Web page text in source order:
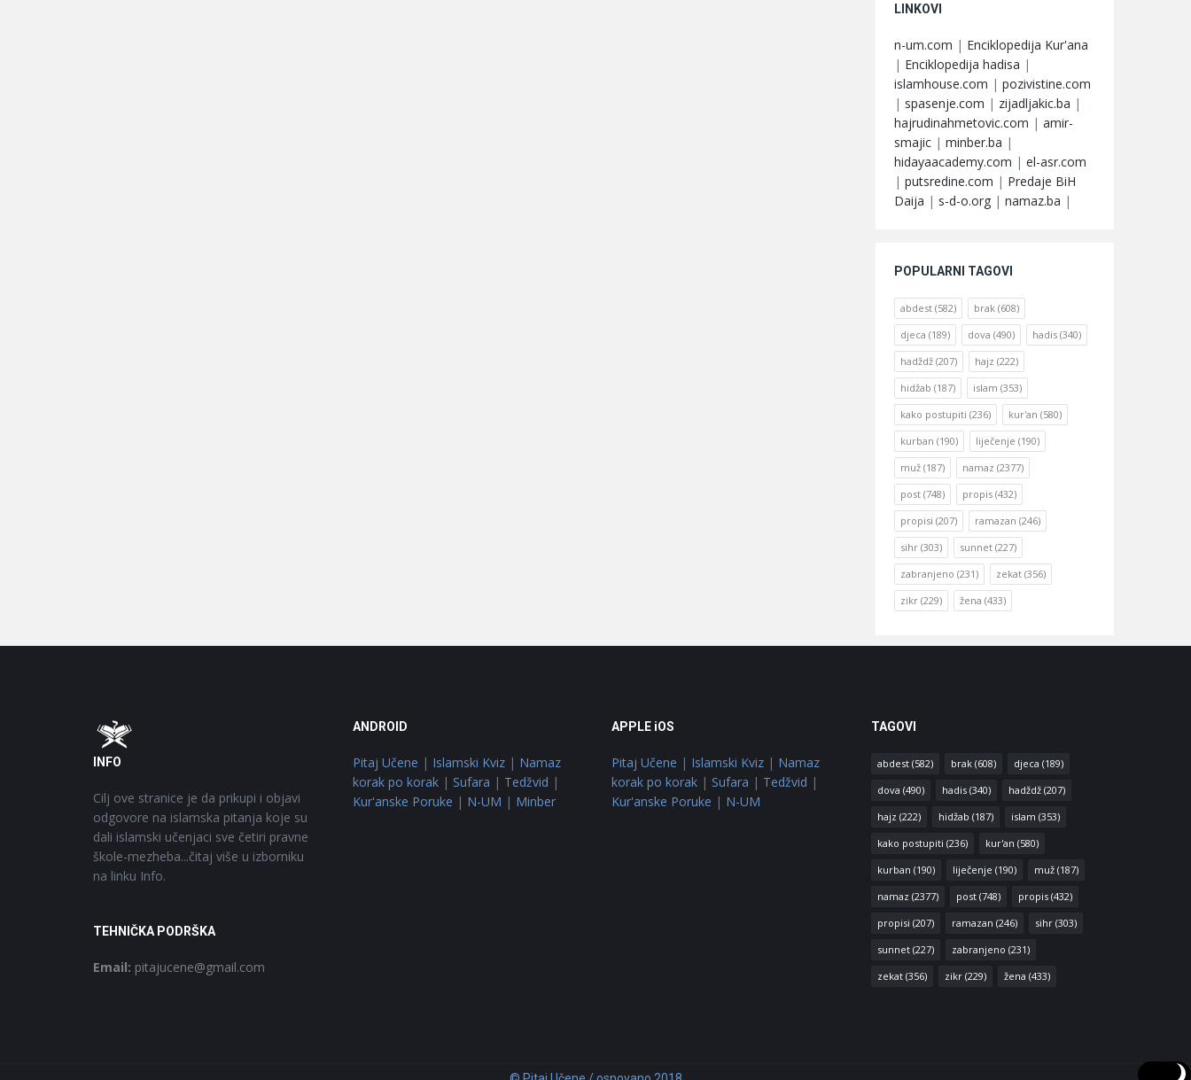
LINKOVI
n-um.com | Enciklopedija Kur'ana
| Enciklopedija hadisa |
islamhouse.com | pozivistine.com
| spasenje.com | zijadljakic.ba |
hajrudinahmetovic.com | amir-
smajic | minber.ba |
hidayaacademy.com | el-asr.com
| putsredine.com | Predaje BiH
Daija | s-d-o.org | namaz.ba |
POPULARNI TAGOVI
abdest (582) brak (608)
djeca (189) dova (490) hadis (340)
hadždž (207) hajz (222)
hidžab (187) islam (353)
kako postupiti (236) kur'an (580)
kurban (190) liječenje (190)
muž (187) namaz (2377)
post (748) propis (432)
propisi (207) ramazan (246)
sihr (303) sunnet (227)
zabranjeno (231) zekat (356)
zikr (229) žena (433)
Footer
INFO
Cilj ove stranice je da prikupi i objavi
odgovore na islamska pitanja koje su
dali islamski učenjaci sve četiri pravne
škole-mezheba...čitaj više u izborniku
na linku Info.
TEHNIČKA PODRŠKA
Email: pitajucene@gmail.com
ANDROID
Pitaj Učene | Islamski Kviz| Namaz
korak po korak| Sufara | Tedžvid |
Kur'anske Poruke | N-UM | Minber
APPLE iOS
Pitaj Učene | Islamski Kviz | Namaz
korak po korak | Sufara | Tedžvid |
Kur'anske Poruke | N-UM
TAGOVI
abdest(582) brak(608) djeca (189)
dova (490) hadis(340) hadždž(207)
hajz (222) hidžab (187) islam (353)
kako postupiti (236) kur'an (580)
kurban (190) liječenje (190) muž(187)
namaz (2377) post(748) propis(432)
propisi (207) ramazan (246) sihr(303)
sunnet(227) zabranjeno (231)
zekat(356) zikr(229) žena (433)